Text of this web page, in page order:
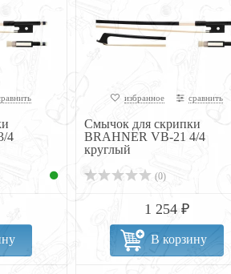
4
избранное сравнить
Смычок для скрипки
BRAHNER VB-21 4/4
круглый
(0)
1 254 ₽
В корзину